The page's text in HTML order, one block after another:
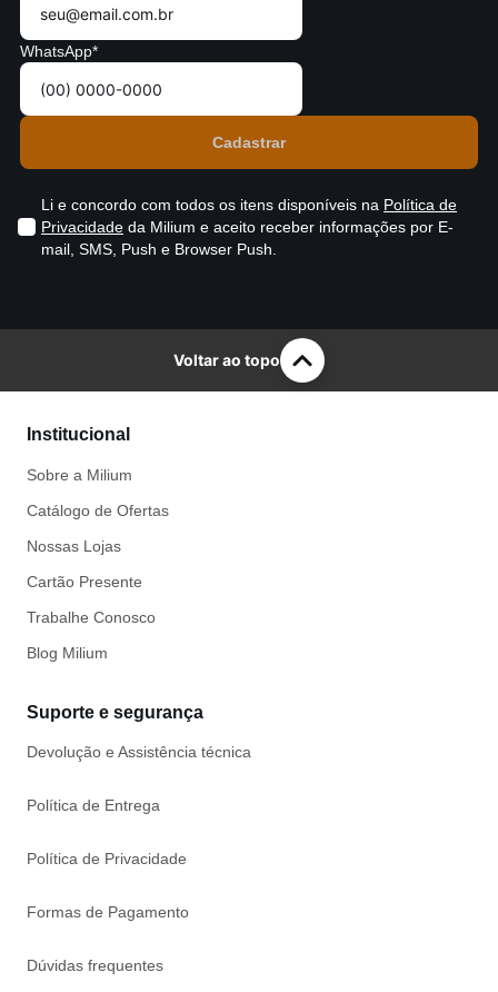
WhatsApp*
Li e concordo com todos os itens disponíveis na Política de
Privacidade da Milium e aceito receber informações por E-
mail, SMS, Push e Browser Push.
Voltar ao topo
Institucional
Sobre a Milium
Catálogo de Ofertas
Nossas Lojas
Cartão Presente
Trabalhe Conosco
Blog Milium
Suporte e segurança
Devolução e Assistência técnica
Política de Entrega
Política de Privacidade
Formas de Pagamento
Dúvidas frequentes